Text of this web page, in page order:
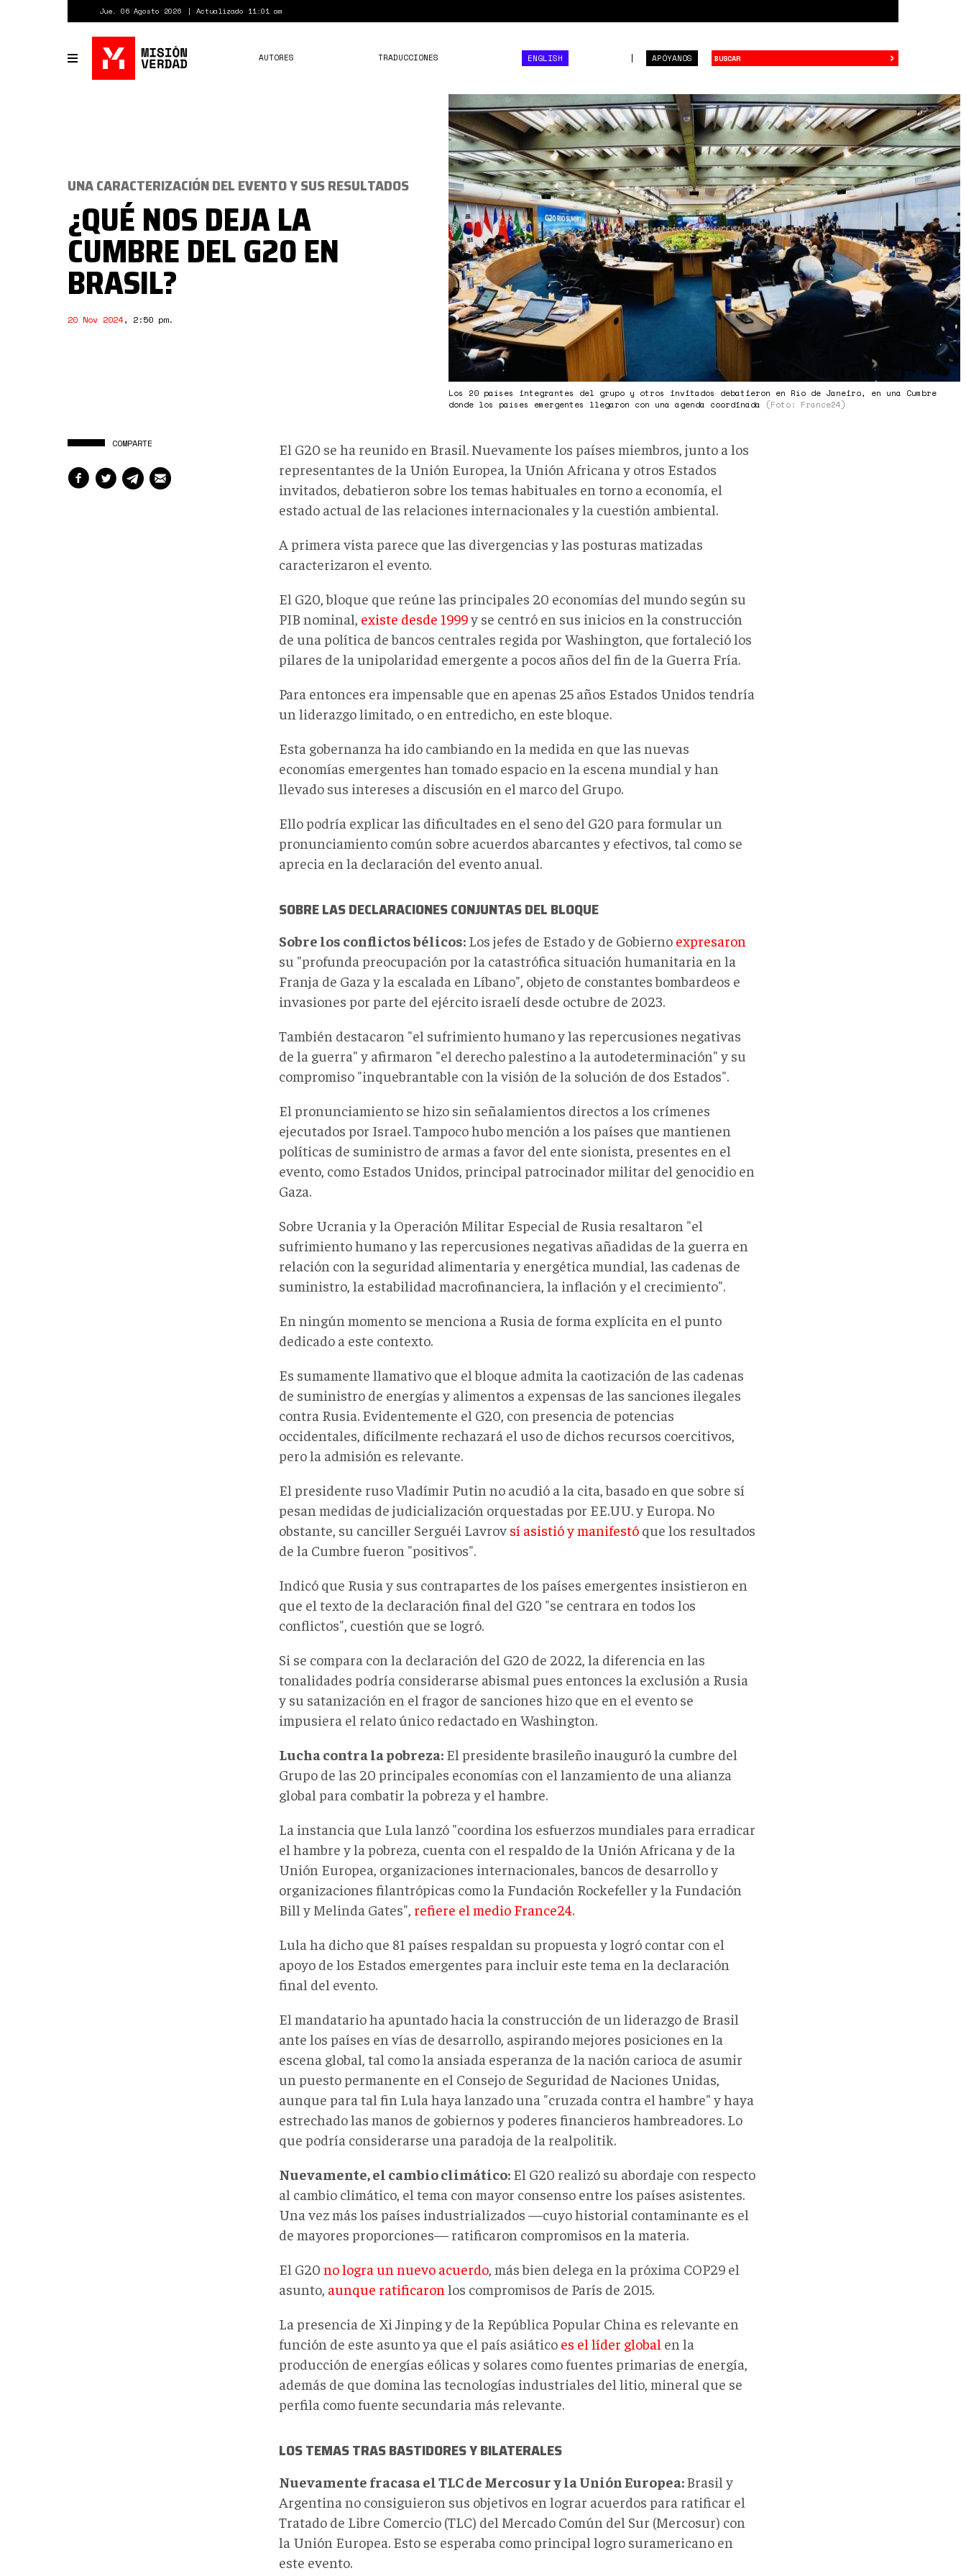
Jue. 06 Agosto 2026 Actualizado 11:01 am
Toggle
navigation
APÓYANOS
AUTORES TRADUCCIONES ENGLISH ›
G20
BRASIL.jpg
Los 20 países integrantes del grupo y otros invitados debatieron en Río de Janeiro, en una Cumbre
donde los países emergentes llegaron con una agenda coordinada
(Foto: France24)
UNA CARACTERIZACIÓN DEL EVENTO Y SUS RESULTADOS
¿QUÉ NOS DEJA LA
CUMBRE DEL G20 EN
BRASIL?
20 Nov 2024, 2:50 pm.
COMPARTE
El G20 se ha reunido en Brasil. Nuevamente los países miembros, junto a los
representantes de la Unión Europea, la Unión Africana y otros Estados
invitados, debatieron sobre los temas habituales en torno a economía, el
estado actual de las relaciones internacionales y la cuestión ambiental.
A primera vista parece que las divergencias y las posturas matizadas
caracterizaron el evento.
El G20, bloque que reúne las principales 20 economías del mundo según su
PIB nominal, existe desde 1999y se centró en sus inicios en la construcción
de una política de bancos centrales regida por Washington, que fortaleció los
pilares de la unipolaridad emergente a pocos años del fin de la Guerra Fría.
Para entonces era impensable que en apenas 25 años Estados Unidos tendría
un liderazgo limitado, o en entredicho, en este bloque.
Esta gobernanza ha ido cambiando en la medida en que las nuevas
economías emergentes han tomado espacio en la escena mundial y han
llevado sus intereses a discusión en el marco del Grupo.
Ello podría explicar las dificultades en el seno del G20 para formular un
pronunciamiento común sobre acuerdos abarcantes y efectivos, tal como se
aprecia en la declaración del evento anual.
SOBRE LAS DECLARACIONES CONJUNTAS DEL BLOQUE
Sobre los conflictos bélicos: Los jefes de Estado y de Gobierno expresaron
su "profunda preocupación por la catastrófica situación humanitaria en la
Franja de Gaza y la escalada en Líbano", objeto de constantes bombardeos e
invasiones por parte del ejército israelí desde octubre de 2023.
También destacaron "el sufrimiento humano y las repercusiones negativas
de la guerra" y afirmaron "el derecho palestino a la autodeterminación" y su
compromiso "inquebrantable con la visión de la solución de dos Estados".
El pronunciamiento se hizo sin señalamientos directos a los crímenes
ejecutados por Israel. Tampoco hubo mención a los países que mantienen
políticas de suministro de armas a favor del ente sionista, presentes en el
evento, como Estados Unidos, principal patrocinador militar del genocidio en
Gaza.
Sobre Ucrania y la Operación Militar Especial de Rusia resaltaron "el
sufrimiento humano y las repercusiones negativas añadidas de la guerra en
relación con la seguridad alimentaria y energética mundial, las cadenas de
suministro, la estabilidad macrofinanciera, la inflación y el crecimiento".
En ningún momento se menciona a Rusia de forma explícita en el punto
dedicado a este contexto.
Es sumamente llamativo que el bloque admita la caotización de las cadenas
de suministro de energías y alimentos a expensas de las sanciones ilegales
contra Rusia. Evidentemente el G20, con presencia de potencias
occidentales, difícilmente rechazará el uso de dichos recursos coercitivos,
pero la admisión es relevante.
El presidente ruso Vladímir Putin no acudió a la cita, basado en que sobre sí
pesan medidas de judicialización orquestadas por EE.UU. y Europa. No
obstante, su canciller Serguéi Lavrov sí asistió y manifestó que los resultados
de la Cumbre fueron "positivos".
Indicó que Rusia y sus contrapartes de los países emergentes insistieron en
que el texto de la declaración final del G20 "se centrara en todos los
conflictos", cuestión que se logró.
Si se compara con la declaración del G20 de 2022, la diferencia en las
tonalidades podría considerarse abismal pues entonces la exclusión a Rusia
y su satanización en el fragor de sanciones hizo que en el evento se
impusiera el relato único redactado en Washington.
Lucha contra la pobreza: El presidente brasileño inauguró la cumbre del
Grupo de las 20 principales economías con el lanzamiento de una alianza
global para combatir la pobreza y el hambre.
La instancia que Lula lanzó "coordina los esfuerzos mundiales para erradicar
el hambre y la pobreza, cuenta con el respaldo de la Unión Africana y de la
Unión Europea, organizaciones internacionales, bancos de desarrollo y
organizaciones filantrópicas como la Fundación Rockefeller y la Fundación
Bill y Melinda Gates", refiere el medio France24.
Lula ha dicho que 81 países respaldan su propuesta y logró contar con el
apoyo de los Estados emergentes para incluir este tema en la declaración
final del evento.
El mandatario ha apuntado hacia la construcción de un liderazgo de Brasil
ante los países en vías de desarrollo, aspirando mejores posiciones en la
escena global, tal como la ansiada esperanza de la nación carioca de asumir
un puesto permanente en el Consejo de Seguridad de Naciones Unidas,
aunque para tal fin Lula haya lanzado una "cruzada contra el hambre" y haya
estrechado las manos de gobiernos y poderes financieros hambreadores. Lo
que podría considerarse una paradoja de la realpolitik.
Nuevamente, el cambio climático: El G20 realizó su abordaje con respecto
al cambio climático, el tema con mayor consenso entre los países asistentes.
Una vez más los países industrializados —cuyo historial contaminante es el
de mayores proporciones— ratificaron compromisos en la materia.
El G20 no logra un nuevo acuerdo, más bien delega en la próxima COP29 el
asunto, aunque ratificaron los compromisos de París de 2015.
La presencia de Xi Jinping y de la República Popular China es relevante en
función de este asunto ya que el país asiático es el líder global en la
producción de energías eólicas y solares como fuentes primarias de energía,
además de que domina las tecnologías industriales del litio, mineral que se
perfila como fuente secundaria más relevante.
LOS TEMAS TRAS BASTIDORES Y BILATERALES
Nuevamente fracasa el TLC de Mercosur y la Unión Europea:Brasil y
Argentina no consiguieron sus objetivos en lograr acuerdos para ratificar el
Tratado de Libre Comercio (TLC) del Mercado Común del Sur (Mercosur) con
la Unión Europea. Esto se esperaba como principal logro suramericano en
este evento.